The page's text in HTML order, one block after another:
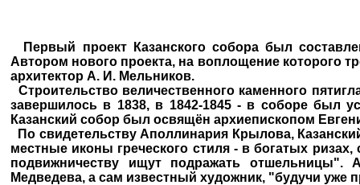
Первый проект Казанского собора был
Автором нового проекта, на воплощение которого
архитектор А. И. Мельников.
Строительство величественного каменного
завершилось в 1838, в 1842-1845 - в соборе был
Казанский собор был освящён архиепископом
По свидетельству Аполлинария Крылова,
местные иконы греческого стиля - в богатых
подвижничеству ищут подражать
Медведева, а сам известный художник, "будучи